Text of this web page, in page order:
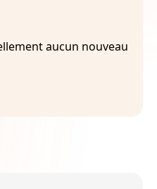
aucun nouveau